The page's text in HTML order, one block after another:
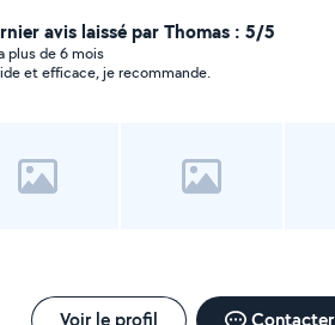
intérieurs et extérieurs.
avis laissé par Thomas : 5/5
plus de 6 mois
et efficace, je recommande.
Voir le profil Contacter